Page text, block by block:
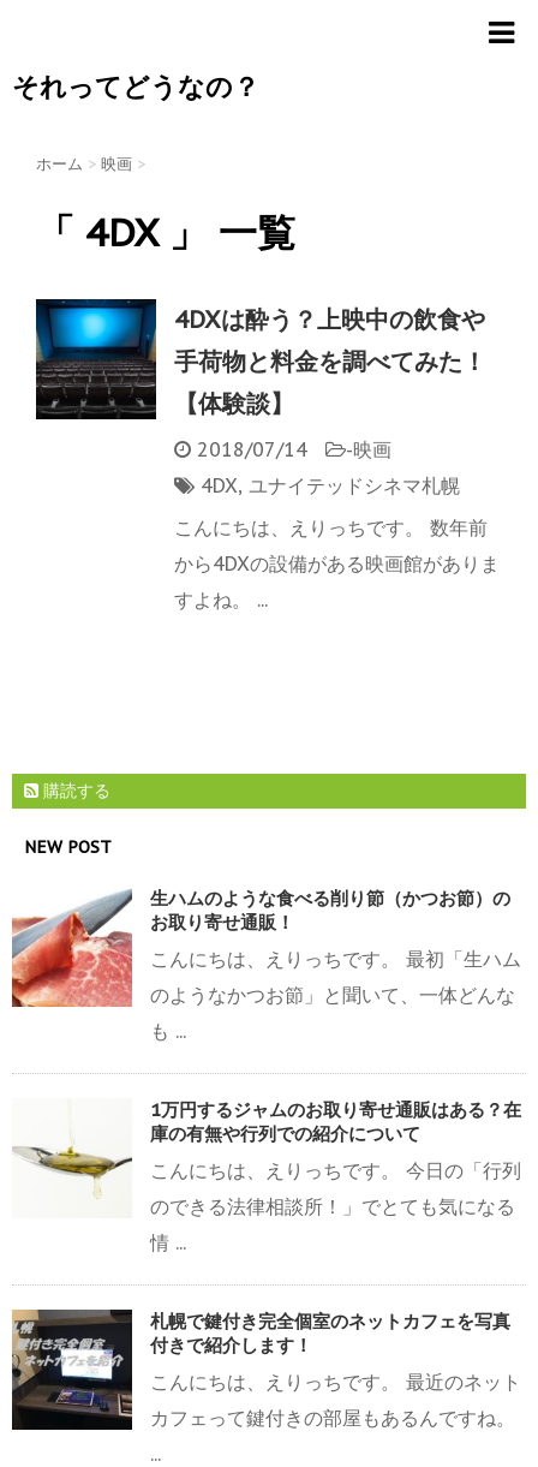
それってどうなの？
ホーム > 映画 >
「 4DX 」 一覧
4DXは酔う？上映中の飲食や
手荷物と料金を調べてみた！
【体験談】
2018/07/14 -映画
4DX, ユナイテッドシネマ札幌
こんにちは、えりっちです。 数年前
から4DXの設備がある映画館がありま
すよね。 ...
購読する
NEW POST
生ハムのような食べる削り節（かつお節）の
お取り寄せ通販！
こんにちは、えりっちです。 最初「生ハム
のようなかつお節」と聞いて、一体どんな
も ...
1万円するジャムのお取り寄せ通販はある？在
庫の有無や行列での紹介について
こんにちは、えりっちです。 今日の「行列
のできる法律相談所！」でとても気になる
情 ...
札幌で鍵付き完全個室のネットカフェを写真
付きで紹介します！
こんにちは、えりっちです。 最近のネット
カフェって鍵付きの部屋もあるんですね。
...